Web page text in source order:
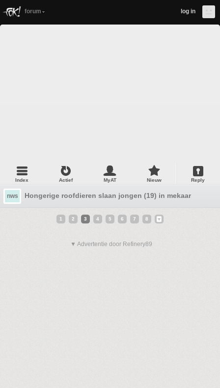
forum log in
Index Actief MyAT Nieuw Reply
nws Hongerige roofdieren slaan jongen (19) in mekaar
1 2 3 4 5 6 7 8
▼ Advertentie door Refinery89